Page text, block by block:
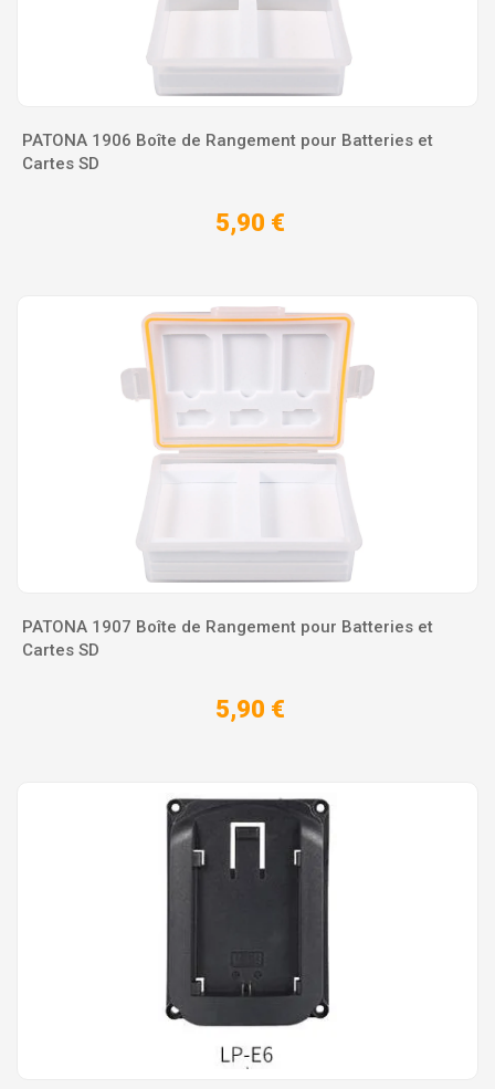
PATONA 1906 Boîte de Rangement pour Batteries et
Cartes SD
5,90 €
PATONA 1907 Boîte de Rangement pour Batteries et
Cartes SD
5,90 €